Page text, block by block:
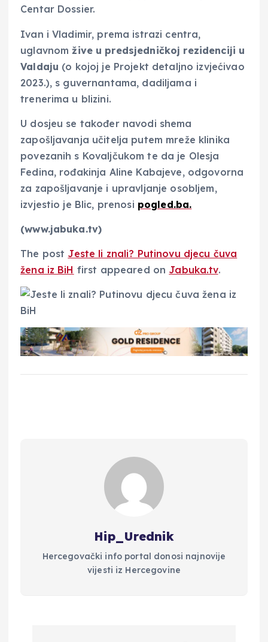
Centar Dossier.
Ivan i Vladimir, prema istrazi centra,
uglavnomžive u predsjedničkoj rezidenciji u
Valdaju (o kojoj je Projekt detaljno izvjećivao
2023.), s guvernantama, dadiljama i
trenerima u blizini.
U dosjeu se također navodi shema
zapošljavanja učitelja putem mreže klinika
povezanih s Kovaljčukom te da je Olesja
Fedina, rođakinja Aline Kabajeve, odgovorna
za zapošljavanje i upravljanje osobljem,
izvjestio je Blic, prenosi pogled.ba.
(www.jabuka.tv)
The post Jeste li znali? Putinovu djecu čuva
žena iz BiH first appeared on Jabuka.tv.
Hip_Urednik
Hercegovački info portal donosi najnovije
vijesti iz Hercegovine